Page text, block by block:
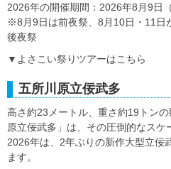
2026年の開催期間：2026年8月9日
※8月9日は前夜祭、8月10日・11日
後夜祭
▼よさこい祭りツアーはこちら
五所川原立佞武多
高さ約23メートル、重さ約19トン
原立佞武多」は、その圧倒的なスケ
2026年は、2年ぶりの新作大型立佞
ます。